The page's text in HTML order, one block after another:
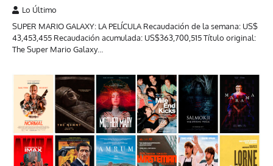
Lo Último
SUPER MARIO GALAXY: LA PELÍCULA Recaudación de la semana: US$
43,453,455 Recaudación acumulada: US$363,700,515 Título original:
The Super Mario Galaxy…